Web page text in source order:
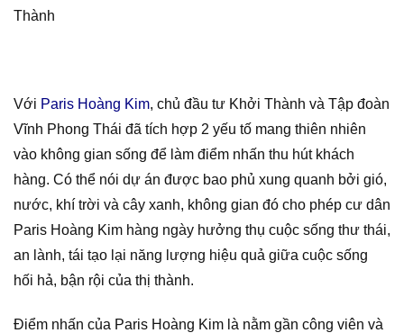
Thành
Với Paris Hoàng Kim, chủ đầu tư Khởi Thành và Tập đoàn
Vĩnh Phong Thái đã tích hợp 2 yếu tố mang thiên nhiên
vào không gian sống để làm điểm nhấn thu hút khách
hàng. Có thể nói dự án được bao phủ xung quanh bởi gió,
nước, khí trời và cây xanh, không gian đó cho phép cư dân
Paris Hoàng Kim hàng ngày hưởng thụ cuộc sống thư thái,
an lành, tái tạo lại năng lượng hiệu quả giữa cuộc sống
hối hả, bận rội của thị thành.
Điểm nhấn của Paris Hoàng Kim là nằm gần công viên và